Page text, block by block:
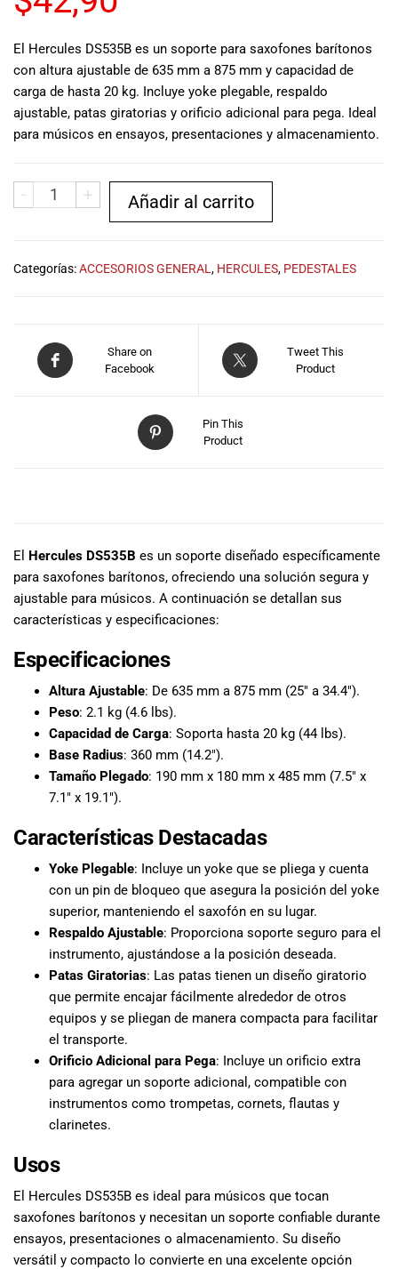
de expertos en
música está
aquí para
ayudarte a
encontrar el
audio
adecuado para
al cliente
competitivos y
para nuestros
clientes. Ven a
línea a través
de nuestra
página web y
recibe tu
comodidad de
¡Descubre el
mundo de la
música con
Import Music
Ecuador!
El Hercules DS535B es un soporte para saxofones barítonos
con altura ajustable de 635 mm a 875 mm y capacidad de
carga de hasta 20 kg. Incluye yoke plegable, respaldo
ajustable, patas giratorias y orificio adicional para pega. Ideal
para músicos en ensayos, presentaciones y almacenamiento.
- + Añadir al carrito
Categorías:ACCESORIOS GENERAL , HERCULES, PEDESTALES
Share on
Facebook
Tweet This
Product
Pin This
Product
El Hercules DS535B es un soporte diseñado específicamente
para saxofones barítonos, ofreciendo una solución segura y
ajustable para músicos. A continuación se detallan sus
características y especificaciones:
Especificaciones
Altura Ajustable: De 635 mm a 875 mm (25″ a 34.4″).
Peso: 2.1 kg (4.6 lbs).
Capacidad de Carga: Soporta hasta 20 kg (44 lbs).
Base Radius: 360 mm (14.2″).
Tamaño Plegado: 190 mm x 180 mm x 485 mm (7.5″ x
7.1″ x 19.1″).
Características Destacadas
Yoke Plegable: Incluye un yoke que se pliega y cuenta
con un pin de bloqueo que asegura la posición del yoke
superior, manteniendo el saxofón en su lugar.
Respaldo Ajustable: Proporciona soporte seguro para el
instrumento, ajustándose a la posición deseada.
Patas Giratorias: Las patas tienen un diseño giratorio
que permite encajar fácilmente alrededor de otros
equipos y se pliegan de manera compacta para facilitar
el transporte.
Orificio Adicional para Pega: Incluye un orificio extra
para agregar un soporte adicional, compatible con
instrumentos como trompetas, cornets, flautas y
clarinetes.
Usos
El Hercules DS535B es ideal para músicos que tocan
saxofones barítonos y necesitan un soporte confiable durante
ensayos, presentaciones o almacenamiento. Su diseño
versátil y compacto lo convierte en una excelente opción